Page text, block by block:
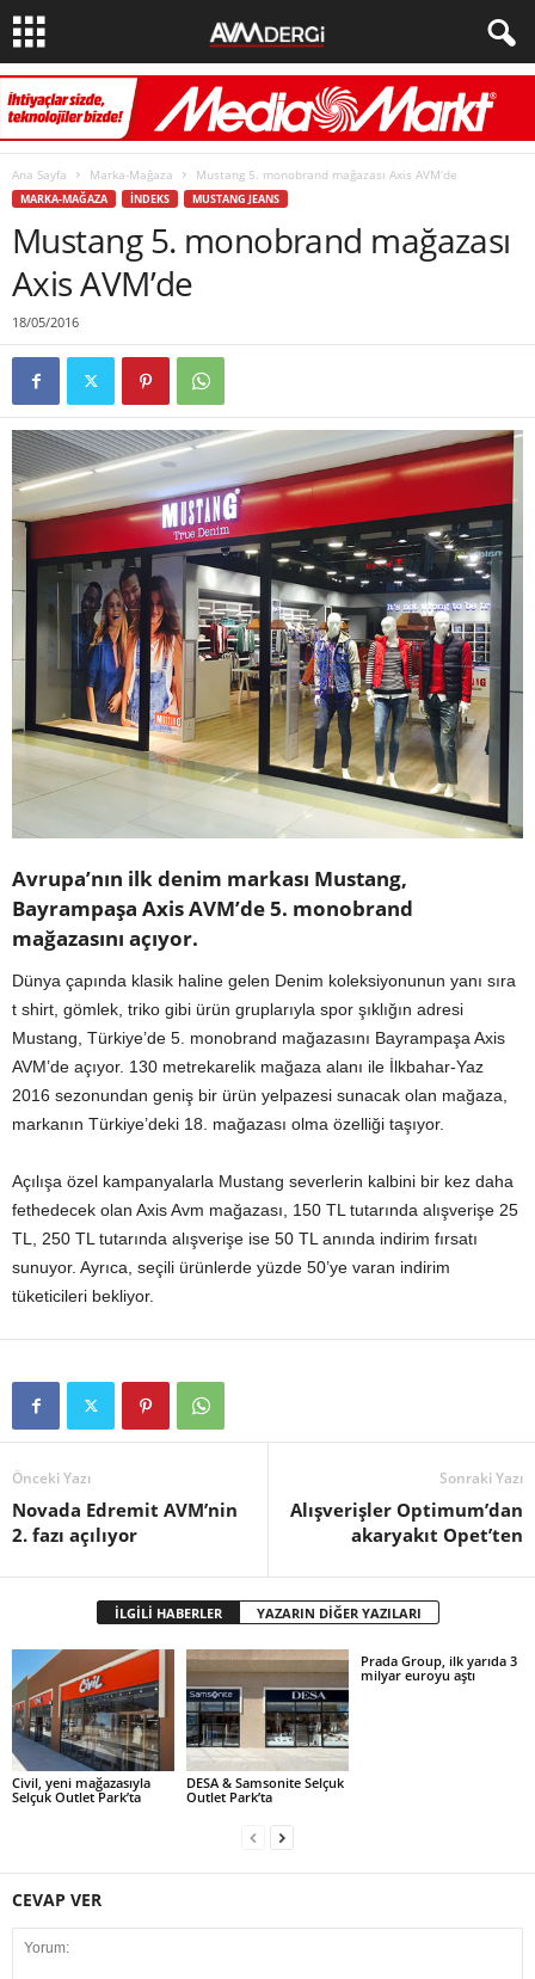
Ana Sayfa Marka-Mağaza Mustang 5. monobrand mağazası Axis AVM’de
MARKA-MAĞAZA İNDEKS MUSTANG JEANS
Mustang 5. monobrand mağazası
Axis AVM’de
18/05/2016
Avrupa’nın ilk denim markası Mustang,
Bayrampaşa Axis AVM’de 5. monobrand
mağazasını açıyor.
Dünya çapında klasik haline gelen Denim koleksiyonunun yanı sıra
t shirt, gömlek, triko gibi ürün gruplarıyla spor şıklığın adresi
Mustang, Türkiye’de 5. monobrand mağazasını Bayrampaşa Axis
AVM’de açıyor. 130 metrekarelik mağaza alanı ile İlkbahar-Yaz
2016 sezonundan geniş bir ürün yelpazesi sunacak olan mağaza,
markanın Türkiye’deki 18. mağazası olma özelliği taşıyor.
Açılışa özel kampanyalarla Mustang severlerin kalbini bir kez daha
fethedecek olan Axis Avm mağazası, 150 TL tutarında alışverişe 25
TL, 250 TL tutarında alışverişe ise 50 TL anında indirim fırsatı
sunuyor. Ayrıca, seçili ürünlerde yüzde 50’ye varan indirim
tüketicileri bekliyor.
Önceki Yazı
Novada Edremit AVM’nin
2. fazı açılıyor
Sonraki Yazı
Alışverişler Optimum’dan
akaryakıt Opet’ten
İLGİLİ HABERLER YAZARIN DİĞER YAZILARI
Civil, yeni mağazasıyla
Selçuk Outlet Park’ta
DESA & Samsonite Selçuk
Outlet Park’ta
Prada Group, ilk yarıda 3
milyar euroyu aştı
CEVAP VER